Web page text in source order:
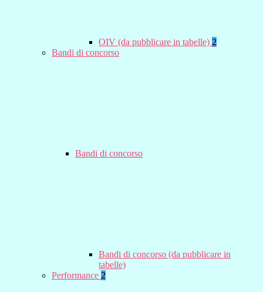
OIV (da pubblicare in tabelle) 2
Bandi di concorso
Bandi di concorso
Bandi di concorso (da pubblicare in
tabelle)
Performance 2